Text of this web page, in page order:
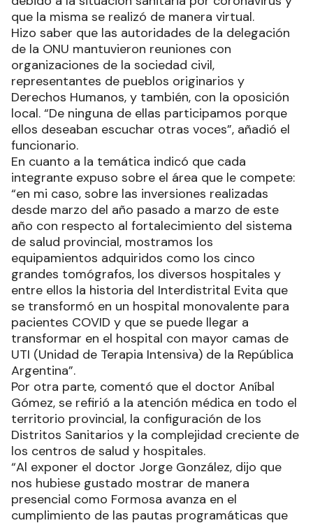
que la misma se realizó de manera virtual.
Hizo saber que las autoridades de la delegación
de la ONU mantuvieron reuniones con
organizaciones de la sociedad civil,
representantes de pueblos originarios y
Derechos Humanos, y también, con la oposición
local. “De ninguna de ellas participamos porque
ellos deseaban escuchar otras voces”, añadió el
funcionario.
En cuanto a la temática indicó que cada
integrante expuso sobre el área que le compete:
“en mi caso, sobre las inversiones realizadas
desde marzo del año pasado a marzo de este
año con respecto al fortalecimiento del sistema
de salud provincial, mostramos los
equipamientos adquiridos como los cinco
grandes tomógrafos, los diversos hospitales y
entre ellos la historia del Interdistrital Evita que
se transformó en un hospital monovalente para
pacientes COVID y que se puede llegar a
transformar en el hospital con mayor camas de
UTI (Unidad de Terapia Intensiva) de la República
Argentina”.
Por otra parte, comentó que el doctor Aníbal
Gómez, se refirió a la atención médica en todo el
territorio provincial, la configuración de los
Distritos Sanitarios y la complejidad creciente de
los centros de salud y hospitales.
“Al exponer el doctor Jorge González, dijo que
nos hubiese gustado mostrar de manera
presencial como Formosa avanza en el
cumplimiento de las pautas programáticas que